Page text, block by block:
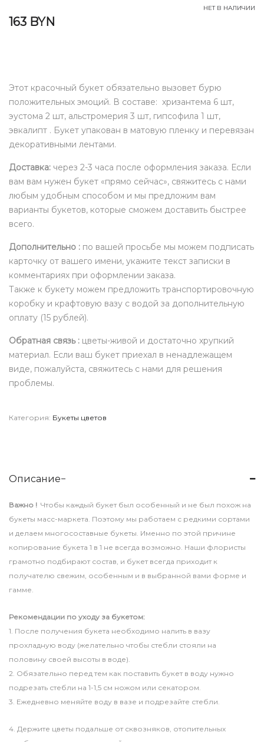
НЕТ В НАЛИЧИИ
163 BYN
Этот красочный букет обязательно вызовет бурю
положительных эмоций. В составе: хризантема 6 шт,
эустома 2 шт, альстромерия 3 шт, гипсофила 1 шт,
эвкалипт . Букет упакован в матовую пленку и перевязан
декоративными лентами.
Доставка: через 2-3 часа после оформления заказа. Если
вам вам нужен букет «прямо сейчас», свяжитесь с нами
любым удобным способом и мы предложим вам
варианты букетов, которые сможем доставить быстрее
всего.
Дополнительно : по вашей просьбе мы можем подписать
карточку от вашего имени, укажите текст записки в
комментариях при оформлении заказа.
Также к букету можем предложить транспортировочную
коробку и крафтовую вазу с водой за дополнительную
оплату (15 рублей).
Обратная связь : цветы-живой и достаточно хрупкий
материал. Если ваш букет приехал в ненадлежащем
виде, пожалуйста, свяжитесь с нами для решения
проблемы.
Категория: Букеты цветов
Описание
Важно ! Чтобы каждый букет был особенный и не был похож на
букеты масс-маркета. Поэтому мы работаем с редкими сортами
и делаем многосоставные букеты. Именно по этой причине
копирование букета 1 в 1 не всегда возможно. Наши флористы
грамотно подбирают состав, и букет всегда приходит к
получателю свежим, особенным и в выбранной вами форме и
гамме.
Рекомендации по уходу за букетом:
1. После получения букета необходимо налить в вазу
прохладную воду (желательно чтобы стебли стояли на
половину своей высоты в воде).
2. Обязательно перед тем как поставить букет в воду нужно
подрезать стебли на 1-1,5 см ножом или секатором.
3. Ежедневно меняйте воду в вазе и подрезайте стебли.
4. Держите цветы подальше от сквозняков, отопительных